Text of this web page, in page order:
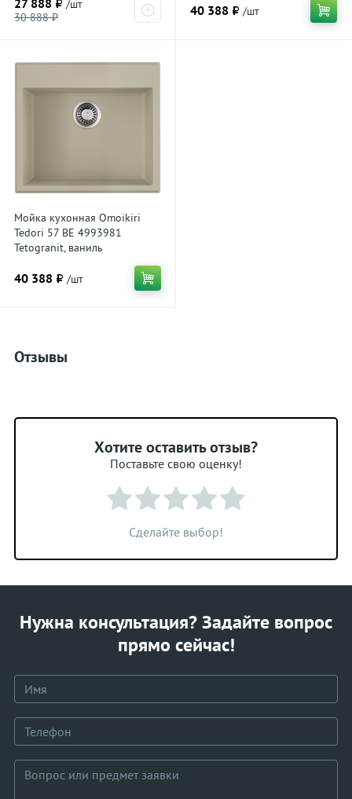
27 888 ₽ /шт
30 888 ₽
40 388 ₽ /шт
Мойка кухонная Omoikiri
Tedori 57 BE 4993981
Tetogranit, ваниль
40 388 ₽ /шт
Отзывы
Хотите оставить отзыв?
Поставьте свою оценку!
Сделайте выбор!
Нужна консультация? Задайте вопрос
прямо сейчас!